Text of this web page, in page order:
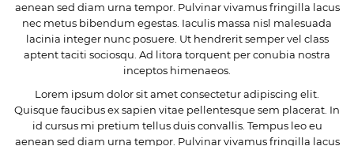
aenean sed diam urna tempor. Pulvinar vivamus fringilla lacus
nec metus bibendum egestas. Iaculis massa nisl malesuada
lacinia integer nunc posuere. Ut hendrerit semper vel class
aptent taciti sociosqu. Ad litora torquent per conubia nostra
inceptos himenaeos.
Lorem ipsum dolor sit amet consectetur adipiscing elit.
Quisque faucibus ex sapien vitae pellentesque sem placerat. In
id cursus mi pretium tellus duis convallis. Tempus leo eu
aenean sed diam urna tempor. Pulvinar vivamus fringilla lacus